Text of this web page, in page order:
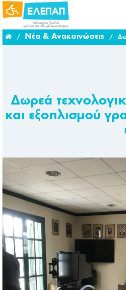
/ Νέα & Ανακοινώσεις /
Δωρεά
και εξοπλισμού